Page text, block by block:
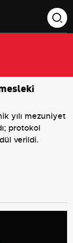
yılı mezuniyet
protokol
verildi.